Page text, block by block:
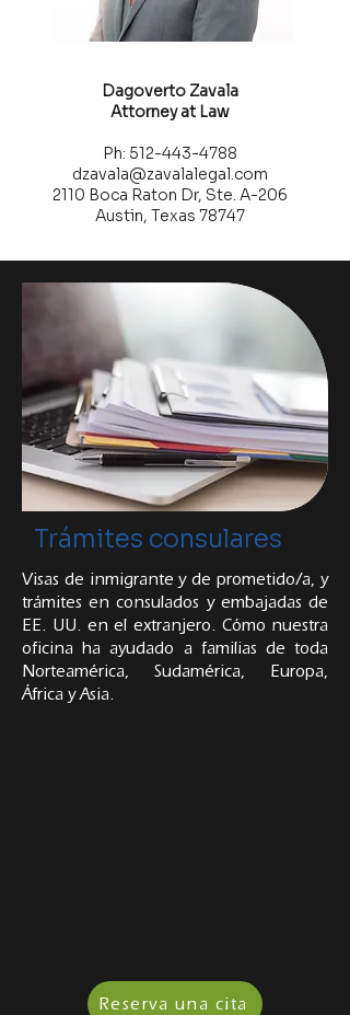
Dagoverto Zavala
Attorney at Law
Ph: 512-443-4788
dzavala@zavalalegal.com
2110 Boca Raton Dr, Ste. A-206
Austin, Texas 78747
Trámites consulares
Visas de inmigrante y de prometido/a, y
trámites en consulados y embajadas de
EE. UU. en el extranjero. Cómo nuestra
oficina ha ayudado a familias de toda
Norteamérica, Sudamérica, Europa,
África y Asia.
Reserva una cita